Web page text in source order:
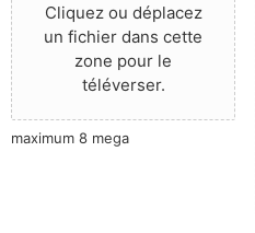
Cliquez ou déplacez
un fichier dans cette
zone pour le
téléverser.
maximum 8 mega